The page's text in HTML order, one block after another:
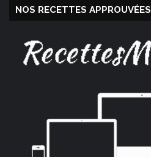
NOS RECETTES APPROUVÉES